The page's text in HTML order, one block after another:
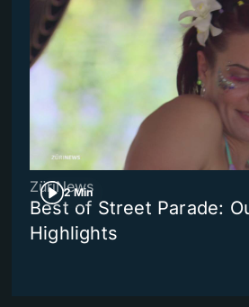
2 Min
ZüriNews
Best of Street Parade:
Highlights